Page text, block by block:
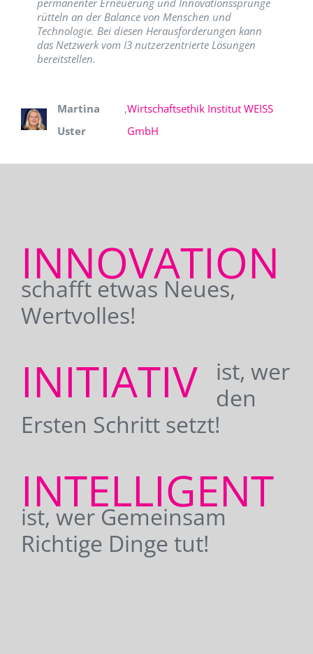
permanenter Erneuerung und Innovationssprünge
rütteln an der Balance von Menschen und
Technologie. Bei diesen Herausforderungen kann
das Netzwerk vom I3 nutzerzentrierte Lösungen
bereitstellen.
Martina
Uster
,Wirtschaftsethik Institut WEISS
GmbH
INNOVATION
schafft etwas Neues,
Wertvolles!
INITIATIV
ist, wer
den
Ersten Schritt setzt!
INTELLIGENT
ist, wer Gemeinsam
Richtige Dinge tut!